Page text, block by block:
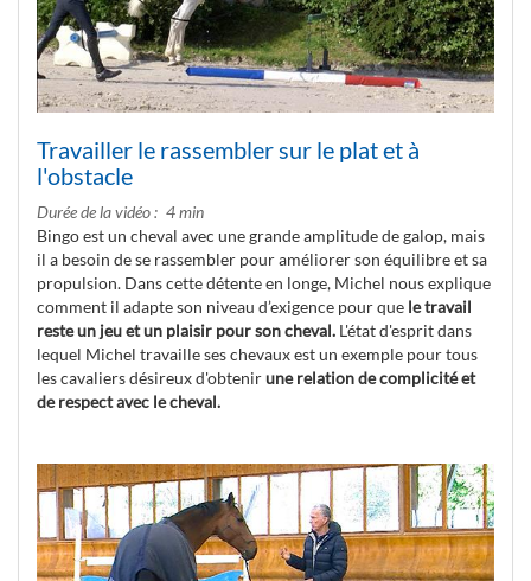
Travailler le rassembler sur le plat et à
l'obstacle
Durée de la vidéo
4 min
Bingo est un cheval avec une grande amplitude de galop, mais
il a besoin de se rassembler pour améliorer son équilibre et sa
propulsion. Dans cette détente en longe, Michel nous explique
comment il adapte son niveau d’exigence pour que le travail
reste un jeu et un plaisir pour son cheval. L'état d'esprit dans
lequel Michel travaille ses chevaux est un exemple pour tous
les cavaliers désireux d'obtenirune relation de complicité et
de respect avec le cheval.